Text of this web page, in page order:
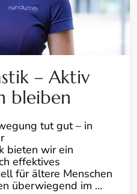
– Aktiv
bleiben
tut gut – in
bieten wir ein
effektives
für ältere Menschen
überwiegend im …